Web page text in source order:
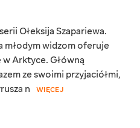
Ołeksija Szapariewa.
młodym widzom oferuje
Arktyce. Główną
ze swoimi przyjaciółmi,
n
WIĘCEJ